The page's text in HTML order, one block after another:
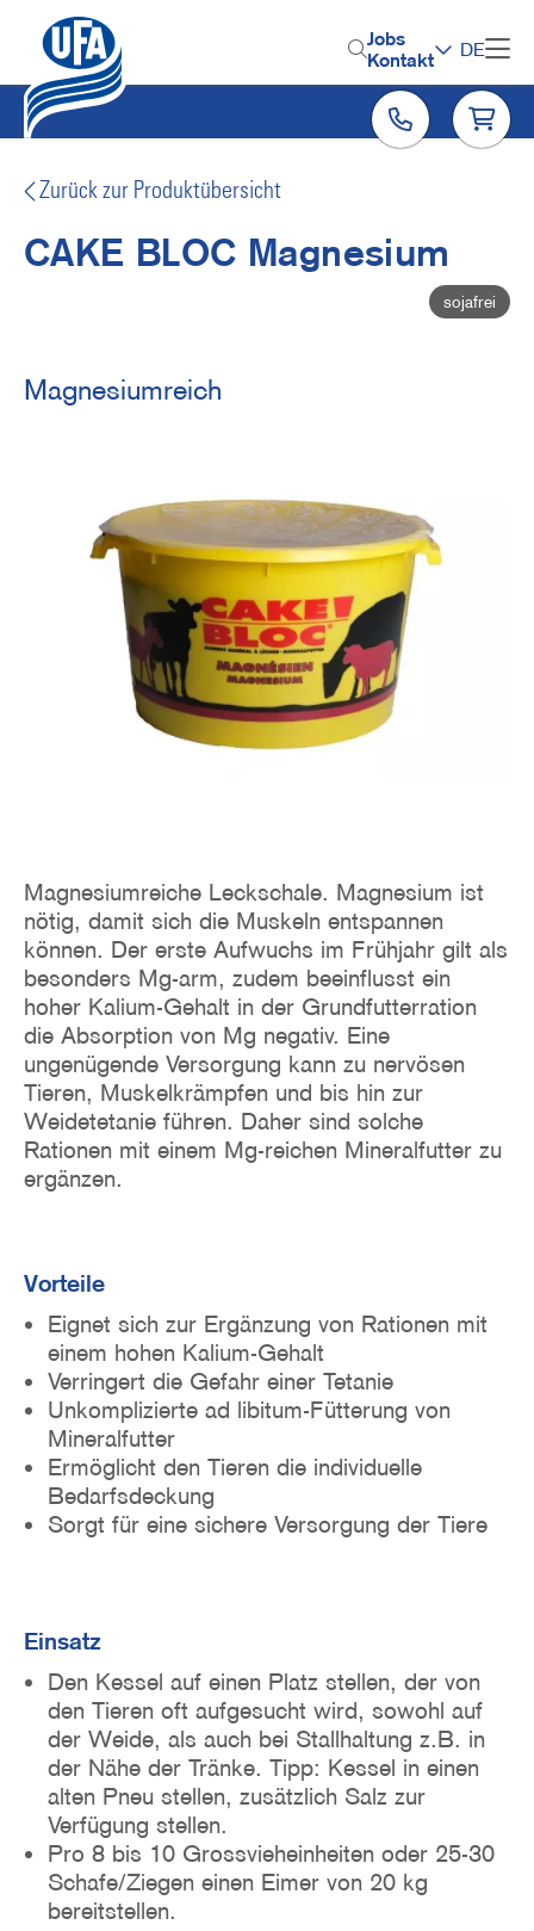
Inhalt
H
e
a
d
r
M
Jobs
Kontakt
DE
Zurück zur Produktübersicht
CAKE BLOC Magnesium
sojafrei
Magnesiumreich
Magnesiumreiche Leckschale. Magnesium ist
nötig, damit sich die Muskeln entspannen
können. Der erste Aufwuchs im Frühjahr gilt als
besonders Mg-arm, zudem beeinflusst ein
hoher Kalium-Gehalt in der Grundfutterration
die Absorption von Mg negativ. Eine
ungenügende Versorgung kann zu nervösen
Tieren, Muskelkrämpfen und bis hin zur
Weidetetanie führen. Daher sind solche
Rationen mit einem Mg-reichen Mineralfutter zu
ergänzen.
Vorteile
Eignet sich zur Ergänzung von Rationen mit
einem hohen Kalium-Gehalt
Verringert die Gefahr einer Tetanie
Unkomplizierte ad libitum-Fütterung von
Mineralfutter
Ermöglicht den Tieren die individuelle
Bedarfsdeckung
Sorgt für eine sichere Versorgung der Tiere
Einsatz
Den Kessel auf einen Platz stellen, der von
den Tieren oft aufgesucht wird, sowohl auf
der Weide, als auch bei Stallhaltung z.B. in
der Nähe der Tränke. Tipp: Kessel in einen
alten Pneu stellen, zusätzlich Salz zur
Verfügung stellen.
Pro 8 bis 10 Grossvieheinheiten oder 25-30
Schafe/Ziegen einen Eimer von 20 kg
bereitstellen.